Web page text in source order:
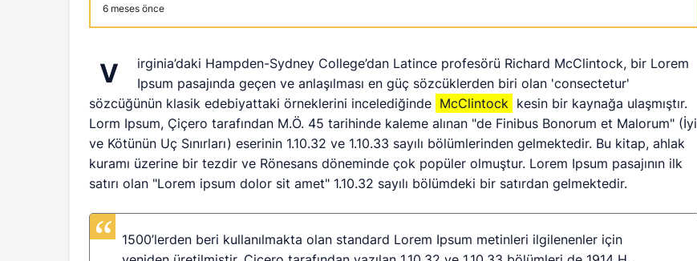
6 meses önce
V
irginia’daki Hampden-Sydney College’dan Latince profesörü Richard McClintock, bir Lorem
Ipsum pasajında geçen ve anlaşılması en güç sözcüklerden biri olan 'consectetur'
sözcüğünün klasik edebiyattaki örneklerini incelediğinde McClintock kesin bir kaynağa ulaşmıştır.
Lorm Ipsum, Çiçero tarafından M.Ö. 45 tarihinde kaleme alınan "de Finibus Bonorum et Malorum" (İyi
ve Kötünün Uç Sınırları) eserinin 1.10.32 ve 1.10.33 sayılı bölümlerinden gelmektedir. Bu kitap, ahlak
kuramı üzerine bir tezdir ve Rönesans döneminde çok popüler olmuştur. Lorem Ipsum pasajının ilk
satırı olan "Lorem ipsum dolor sit amet" 1.10.32 sayılı bölümdeki bir satırdan gelmektedir.
1500’lerden beri kullanılmakta olan standard Lorem Ipsum metinleri ilgilenenler için